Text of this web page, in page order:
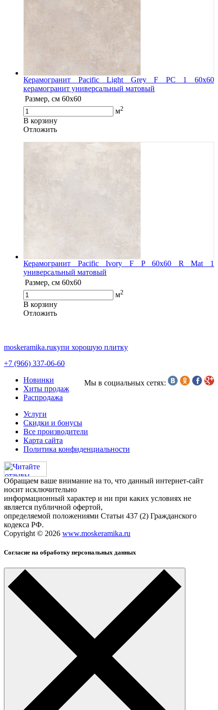
Керамогранит Pacific Light Grey F PC 1 60x60
керамогранит универсальный матовый
Размер, см 60x60
м2
В корзину
Oтложить
Керамогранит Pacific Ivory F P 60x60 R Mat 1
универсальный матовый
Размер, см 60x60
м2
В корзину
Oтложить
moskeramika.ruкупи хорошую плитку
+7 (966) 337-06-60
Мы в социальных сетях:
Новинки
Хиты продаж
Распродажа
Услуги
Скидки и бонусы
Все производители
Карта сайта
Политика конфиденциальности
Обращаем ваше внимание на то, что данный интернет-сайт
носит исключительно
информационный характер и ни при каких условиях не
является публичной офертой,
определяемой положениями Статьи 437 (2) Гражданского
кодекса РФ.
Copyright © 2026 www.moskeramika.ru
Согласие на обработку персональных данных